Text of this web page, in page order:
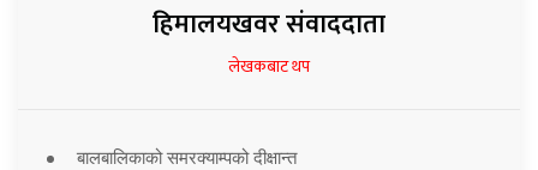
हिमालयखवर संवाददाता
लेखकबाट थप
बालबालिकाको समरक्याम्पको दीक्षान्त